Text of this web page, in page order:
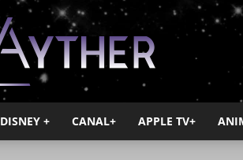
Ayther
DISNEY + CANAL+ APPLE TV+